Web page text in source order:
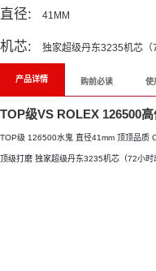
直径: 41MM
机芯: 独家超级丹东3235机芯（
产品详情 购前必读 使
TOP级VS ROLEX 126500
TOP级 126500水鬼 直径41mm 顶顶品质
顶级打磨 独家超级丹东3235机芯（72小